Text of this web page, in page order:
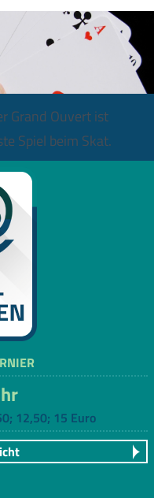
Grand Ouvert ist
Spiel beim Skat.
12,50; 15 Euro